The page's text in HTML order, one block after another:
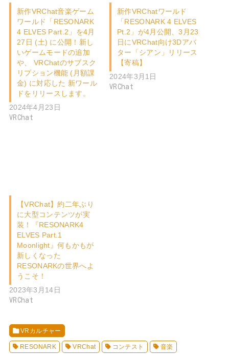
新作VRChat音楽ゲーム
ワールド「RESONARK
4 ELVES Part.2」を4月
27日 (土) に公開！新し
いゲームモードの追加
や、 VRChatのサブスク
リプション機能 (月額課
金) に対応した 新ワール
ドをリリースします。
2024年4月23日
VRChat
新作VRChatワールド
「RESONARK 4 ELVES
Pt.2」が4月公開、3月23
日にVRChat向け3Dアバ
ター「シアン」リリース
【寄稿】
2024年3月1日
VRChat
【VRChat】約二年ぶり
に大型コンテンツが実
装！『RESONARK4
ELVES Part.1
Moonlight』何もかもが
新しくなった
RESONARKの世界へよ
うこそ！
2023年3月14日
VRChat
VRカルチャー
RESONARK VRChat コンテスト 音楽